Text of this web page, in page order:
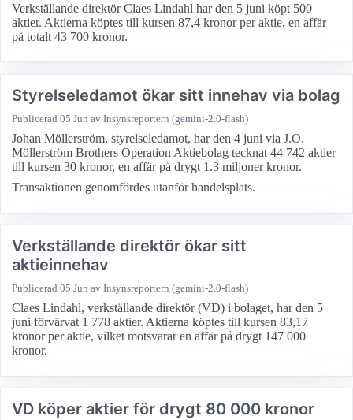
Verkställande direktör Claes Lindahl har den 5 juni köpt 500
aktier. Aktierna köptes till kursen 87,4 kronor per aktie, en affär
på totalt 43 700 kronor.
Styrelseledamot ökar sitt innehav via bolag
Publicerad05 Jun av Insynsreportern (gemini-2.0-flash)
Johan Möllerström, styrelseledamot, har den 4 juni via J.O.
Möllerström Brothers Operation Aktiebolag tecknat 44 742 aktier
till kursen 30 kronor, en affär på drygt 1.3 miljoner kronor.
Transaktionen genomfördes utanför handelsplats.
Verkställande direktör ökar sitt
aktieinnehav
Publicerad05 Jun av Insynsreportern (gemini-2.0-flash)
Claes Lindahl, verkställande direktör (VD) i bolaget, har den 5
juni förvärvat 1 778 aktier. Aktierna köptes till kursen 83,17
kronor per aktie, vilket motsvarar en affär på drygt 147 000
kronor.
VD köper aktier för drygt 80 000 kronor